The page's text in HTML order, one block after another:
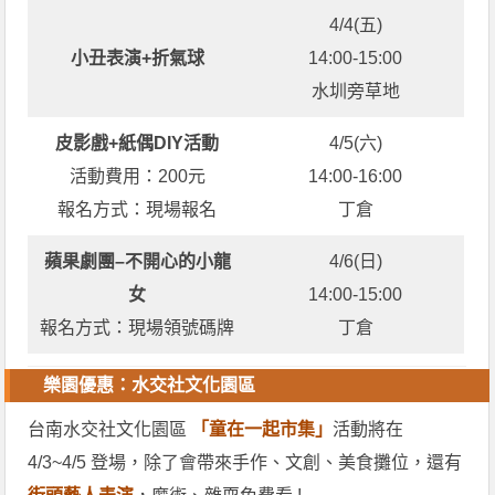
小丑表演+折氣球
4/4(五)
14:00-15:00
水圳旁草地
皮影戲+紙偶DIY活動
活動費用：200元
報名方式：現場報名
4/5(六)
14:00-16:00
丁倉
蘋果劇團–不開心的小龍
女
報名方式：現場領號碼牌
4/6(日)
14:00-15:00
丁倉
樂園優惠：水交社文化園區
台南水交社文化園區 「童在一起市集」 活動將在
4/3~4/5 登場，除了會帶來手作、文創、美食攤位，還有